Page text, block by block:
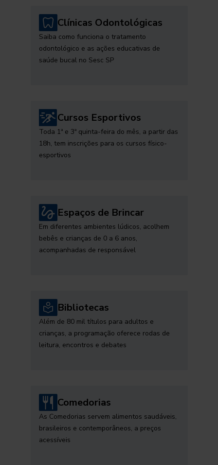
Clínicas Odontológicas
Saiba como funciona o tratamento
odontológico e as ações educativas de
saúde bucal no Sesc SP
Cursos Esportivos
Toda 1ª e 3ª quinta-feira do mês, a partir das
18h, tem inscrições para os cursos físico-
esportivos
Espaços de Brincar
Em diferentes ambientes lúdicos, acolhem
bebês e crianças de 0 a 6 anos,
acompanhadas de responsável
Bibliotecas
Além de 80 mil títulos para adultos e
crianças, a programação oferece rodas de
leitura, encontros e debates
Comedorias
As Comedorias servem alimentos saudáveis,
brasileiros e contemporâneos, a preços
acessíveis